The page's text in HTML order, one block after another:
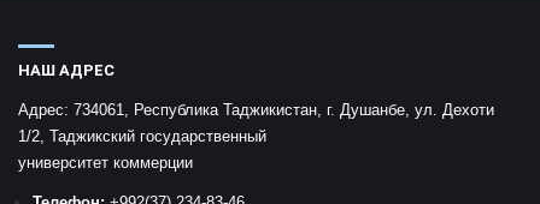
НАШ АДРЕС
Адрес: 734061, Республика Таджикистан, г. Душанбе, ул. Дехоти
1/2, Таджикский государственный
университет коммерции